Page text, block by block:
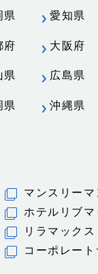
県 愛知県
府 大阪府
県 広島県
県 沖縄県
マンスリーマ
ホテルリブマ
リラマックス
コーポレート